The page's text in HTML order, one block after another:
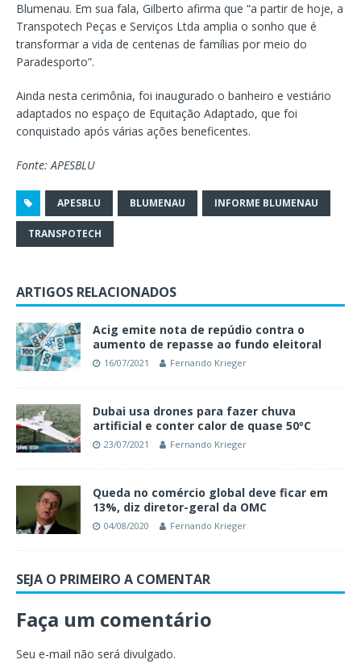
Blumenau. Em sua fala, Gilberto afirma que “a partir de hoje, a
Transpotech Peças e Serviços Ltda amplia o sonho que é
transformar a vida de centenas de famílias por meio do
Paradesporto”.
Ainda nesta cerimônia, foi inaugurado o banheiro e vestiário
adaptados no espaço de Equitação Adaptado, que foi
conquistado após várias ações beneficentes.
Fonte: APESBLU
APESBLU BLUMENAU INFORME BLUMENAU
TRANSPOTECH
ARTIGOS RELACIONADOS
Acig emite nota de repúdio contra o
aumento de repasse ao fundo eleitoral
16/07/2021 Fernando Krieger
Dubai usa drones para fazer chuva
artificial e conter calor de quase 50ºC
23/07/2021 Fernando Krieger
Queda no comércio global deve ficar em
13%, diz diretor-geral da OMC
04/08/2020 Fernando Krieger
SEJA O PRIMEIRO A COMENTAR
Faça um comentário
Seu e-mail não será divulgado.